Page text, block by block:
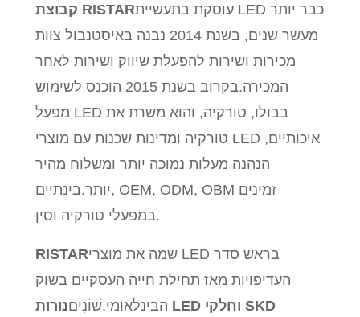
קבוצת RISTARעוסקת בתעשיית LED כבר יותר
מעשר שנים, בשנת 2014 נבנה באיסטנבול צוות
מכירות ושירות להפעלת שיווק ושירות לאחר
המכירה.בקרוב בשנת 2015 הוכנס לשימוש
מפעל LED בבולו, טורקיה, והוא משרת את
טורקיה ומדינות שכנות עם מוצרי LED איכותיים,
הנהנה מעלות נמוכה יותר ומשלוח מהיר
יותר.בינתיים, OEM, ODM, OBM זמינים
במפעלי טורקיה וסין.
RISTARשמה את מוצרי LED בראש סדר
העדיפויות מאז תחילת חייה העסקיים בשוק
הבינלאומי.שׁוֹנִיםנורות LED וחלקי SKD